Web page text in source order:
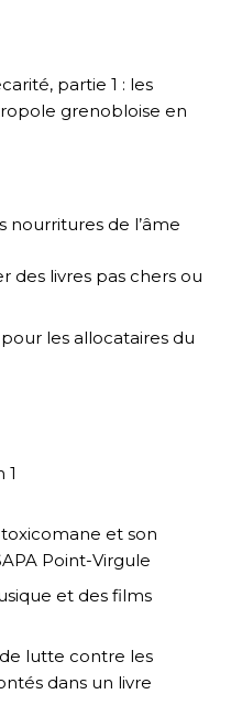
partie 1 : les
grenobloise en
nourritures de l’âme
des livres pas chers ou
les allocataires du
1
et son
Point-Virgule
et des films
lutte contre les
dans un livre